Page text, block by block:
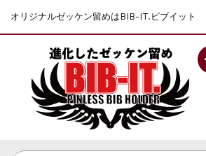
オリジナルゼッケン留めはBIB-IT.ビブイット